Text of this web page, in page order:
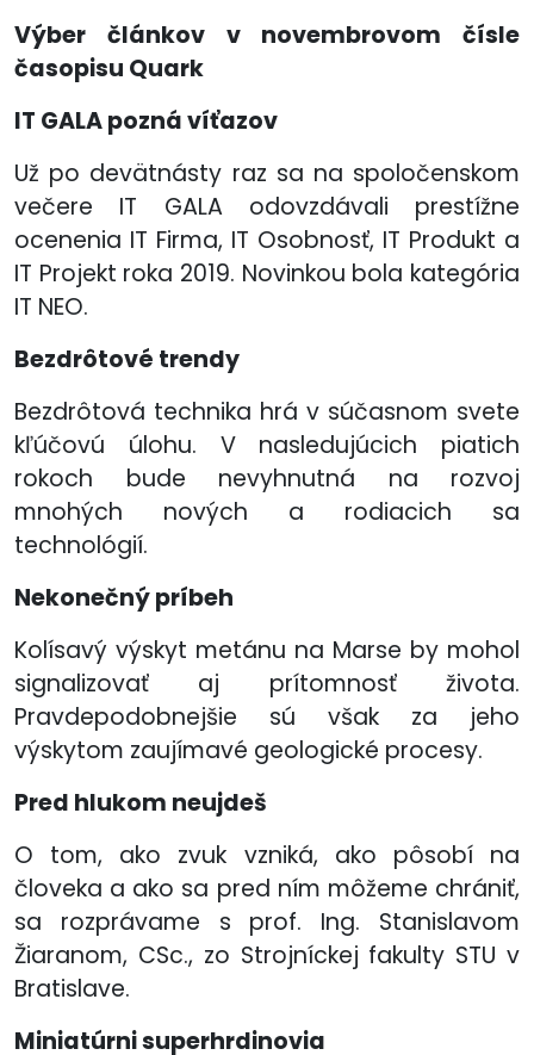
Výber článkov v novembrovom čísle
časopisu Quark
IT GALA pozná víťazov
Už po devätnásty raz sa na spoločenskom
večere IT GALA odovzdávali prestížne
ocenenia IT Firma, IT Osobnosť, IT Produkt a
IT Projekt roka 2019. Novinkou bola kategória
IT NEO.
Bezdrôtové trendy
Bezdrôtová technika hrá v súčasnom svete
kľúčovú úlohu. V nasledujúcich piatich
rokoch bude nevyhnutná na rozvoj
mnohých nových a rodiacich sa
technológií.
Nekonečný príbeh
Kolísavý výskyt metánu na Marse by mohol
signalizovať aj prítomnosť života.
Pravdepodobnejšie sú však za jeho
výskytom zaujímavé geologické procesy.
Pred hlukom neujdeš
O tom, ako zvuk vzniká, ako pôsobí na
človeka a ako sa pred ním môžeme chrániť,
sa rozprávame s prof. Ing. Stanislavom
Žiaranom, CSc., zo Strojníckej fakulty STU v
Bratislave.
Miniatúrni superhrdinovia